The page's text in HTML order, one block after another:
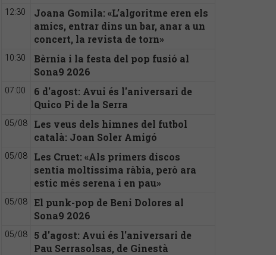
12:30
Joana Gomila: «L’algoritme eren els
amics, entrar dins un bar, anar a un
concert, la revista de torn»
10:30
Bèrnia i la festa del pop fusió al
Sona9 2026
07:00
6 d'agost: Avui és l'aniversari de
Quico Pi de la Serra
05/08
Les veus dels himnes del futbol
català: Joan Soler Amigó
05/08
Les Cruet: «Als primers discos
sentia moltíssima ràbia, però ara
estic més serena i en pau»
05/08
El punk-pop de Beni Dolores al
Sona9 2026
05/08
5 d'agost: Avui és l'aniversari de
Pau Serrasolsas, de Ginestà